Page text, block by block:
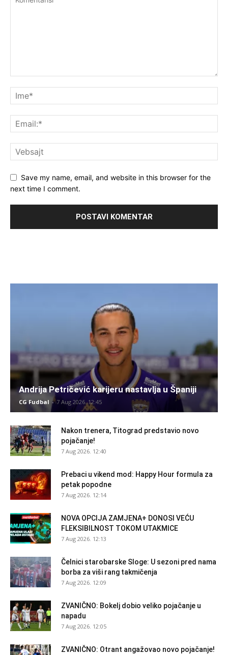
Save my name, email, and website in this browser for the
next time I comment.
Andrija Petričević karijeru nastavlja u Španiji
CG Fudbal - 7 Aug 2026. 12:45
Nakon trenera, Titograd predstavio novo
pojačanje!
7 Aug 2026. 12:40
Prebaci u vikend mod: Happy Hour formula za
petak popodne
7 Aug 2026. 12:14
NOVA OPCIJA ZAMJENA+ DONOSI VEĆU
FLEKSIBILNOST TOKOM UTAKMICE
7 Aug 2026. 12:13
Čelnici starobarske Sloge: U sezoni pred nama
borba za viši rang takmičenja
7 Aug 2026. 12:09
ZVANIČNO: Bokelj dobio veliko pojačanje u
napadu
7 Aug 2026. 12:05
ZVANIČNO: Otrant angažovao novo pojačanje!